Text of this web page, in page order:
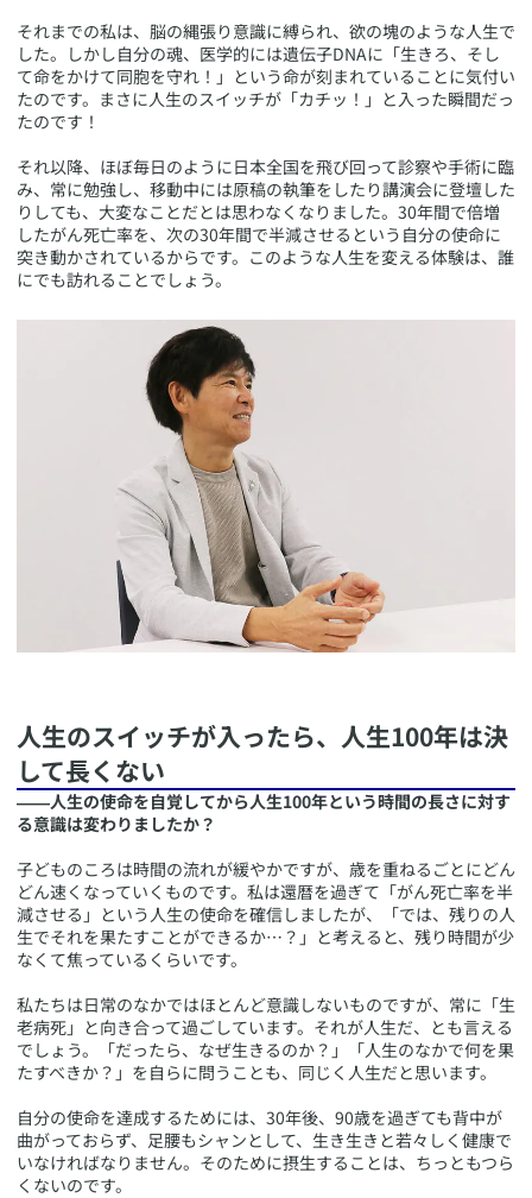
それまでの私は、脳の縄張り意識に縛られ、欲の塊のような人生で
した。しかし自分の魂、医学的には遺伝子DNAに「生きろ、そし
て命をかけて同胞を守れ！」という命が刻まれていることに気付い
たのです。まさに人生のスイッチが「カチッ！」と入った瞬間だっ
たのです！
それ以降、ほぼ毎日のように日本全国を飛び回って診察や手術に臨
み、常に勉強し、移動中には原稿の執筆をしたり講演会に登壇した
りしても、大変なことだとは思わなくなりました。30年間で倍増
したがん死亡率を、次の30年間で半減させるという自分の使命に
突き動かされているからです。このような人生を変える体験は、誰
にでも訪れることでしょう。
​人生のスイッチが入ったら、人生100年は決
して長くない
――人生の使命を自覚してから人生100年という時間の長さに対す
る意識は変わりましたか？
子どものころは時間の流れが緩やかですが、歳を重ねるごとにどん
どん速くなっていくものです。私は還暦を過ぎて「がん死亡率を半
減させる」という人生の使命を確信しましたが、「では、残りの人
生でそれを果たすことができるか…？」と考えると、残り時間が少
なくて焦っているくらいです。
私たちは日常のなかではほとんど意識しないものですが、常に「生
老病死」と向き合って過ごしています。それが人生だ、とも言える
でしょう。「だったら、なぜ生きるのか？」「人生のなかで何を果
たすべきか？」を自らに問うことも、同じく人生だと思います。
自分の使命を達成するためには、30年後、90歳を過ぎても背中が
曲がっておらず、足腰もシャンとして、生き生きと若々しく健康で
いなければなりません。そのために摂生することは、ちっともつら
くないのです。